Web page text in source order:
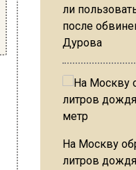
ли
после
Дурова
На Москву
литров